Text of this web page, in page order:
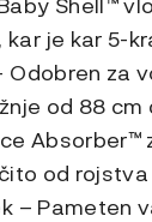
je kar 5-
Odobren za
od 88 cm
od rojstva
– Pameten